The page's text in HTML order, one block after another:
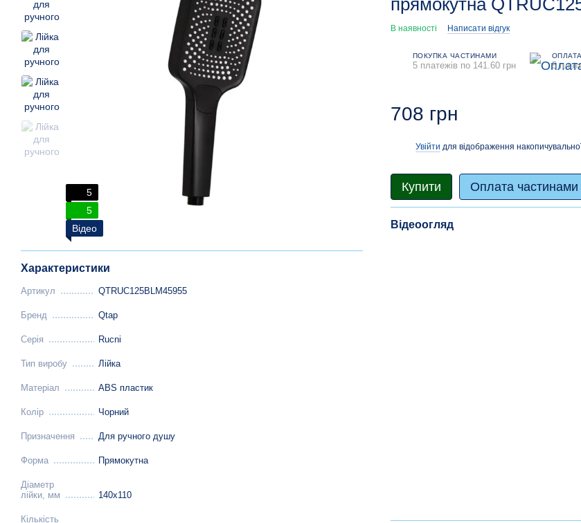
5
5
Відео
Характеристики
Артикул QTRUC125BLM45955
Бренд Qtap
Серія Rucni
Тип виробу Лійка
Матеріал ABS пластик
Колір Чорний
Призначення Для ручного душу
Форма Прямокутна
Діаметр
лійки, мм
140х110
Кількість
прямокутна
В наявності Написати відгук
ПОКУПКА ЧАСТИНАМИ
5 платежів по 141.60 грн 5
708 грн
Увійти для відображення
Купити Оплата частинами
Відеоогляд